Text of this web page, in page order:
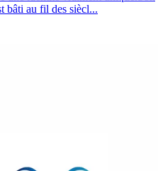
bâti au fil des siècl...